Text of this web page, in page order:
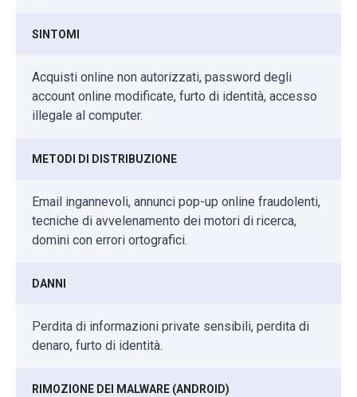
SINTOMI
Acquisti online non autorizzati, password degli
account online modificate, furto di identità, accesso
illegale al computer.
METODI DI DISTRIBUZIONE
Email ingannevoli, annunci pop-up online fraudolenti,
tecniche di avvelenamento dei motori di ricerca,
domini con errori ortografici.
DANNI
Perdita di informazioni private sensibili, perdita di
denaro, furto di identità.
RIMOZIONE DEI MALWARE (ANDROID)